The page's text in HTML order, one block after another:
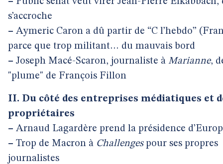
s’accroche
– Aymeric Caron a dû partir de “C l’hebdo”
parce que trop militant… du mauvais bord
– Joseph Macé-Scaron, journaliste à Marianne,
"plume" de François Fillon
II. Du côté des entreprises médiatiques et
propriétaires
– Arnaud Lagardère prend la présidence
– Trop de Macron à Challengespour ses propres
journalistes